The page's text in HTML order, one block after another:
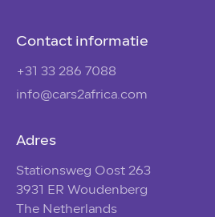
Contact informatie
+31 33 286 7088
info@cars2africa.com
Adres
Stationsweg Oost 263
3931 ER Woudenberg
The Netherlands